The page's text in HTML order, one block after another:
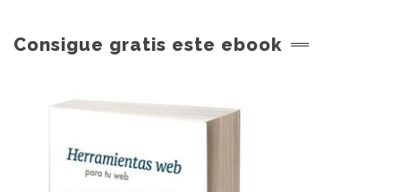
Consigue gratis este ebook